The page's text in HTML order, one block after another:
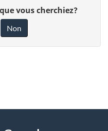
vous cherchiez?
Non